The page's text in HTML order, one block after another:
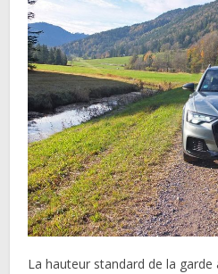
La hauteur standard de la